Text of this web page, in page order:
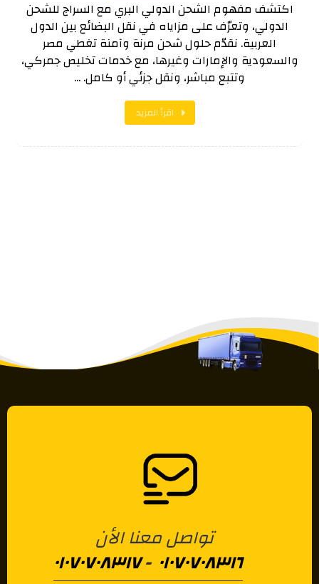
اكتشف مفهوم الشحن الدولي البري مع السراج للشحن
الدولي، وتعرّف على مزاياه في نقل البضائع بين الدول
العربية. نقدّم حلول شحن مرنة وآمنة تغطي مصر
والسعودية والإمارات وغيرها، مع خدمات تخليص جمركي،
وتتبع مباشر، ونقل جزئي أو كامل. ...
اقرأ المزيد
تواصل معنا الأن
٠١٠٧٠٧٠٨٣١٦ -٠١٠٧٠٧٠٨٣١٧